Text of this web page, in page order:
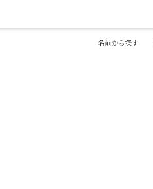
名前から探す